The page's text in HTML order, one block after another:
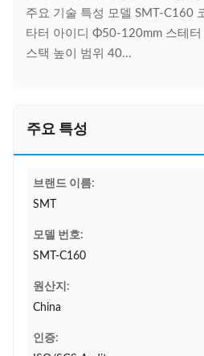
주요 기술 특성 모델 SMT-C160
타터 아이디 Φ50-120mm 스테
스택 높이 범위 40...
주요 특성
브랜드 이름:
SMT
모델 번호:
SMT-C160
원산지:
China
인증: